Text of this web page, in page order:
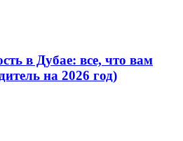
в Дубае: все, что вам
на 2026 год)